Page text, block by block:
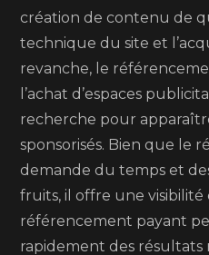
création de contenu de
technique du site et
revanche, le
l’achat d’espaces
recherche pour
sponsorisés. Bien que le
demande du temps et
fruits, il offre une
référencement payant
rapidement des résultats